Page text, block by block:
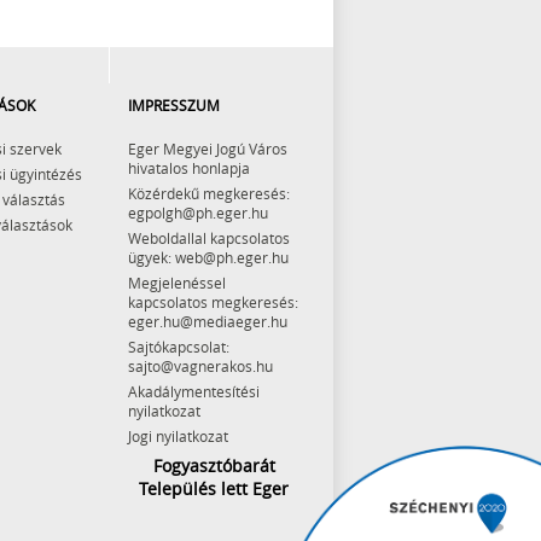
szervek
ügyintézés
IMPRESSZUM
Eger Megyei Jogú Város
hivatalos honlapja
Közérdekű megkeresés:
egpolgh@ph.eger.hu
Weboldallal kapcsolatos
ügyek: web@ph.eger.hu
Megjelenéssel
kapcsolatos megkeresés:
eger.hu@mediaeger.hu
Sajtókapcsolat:
sajto@vagnerakos.hu
Akadálymentesítési
nyilatkozat
Jogi nyilatkozat
Fogyasztóbarát
Település lett Eger